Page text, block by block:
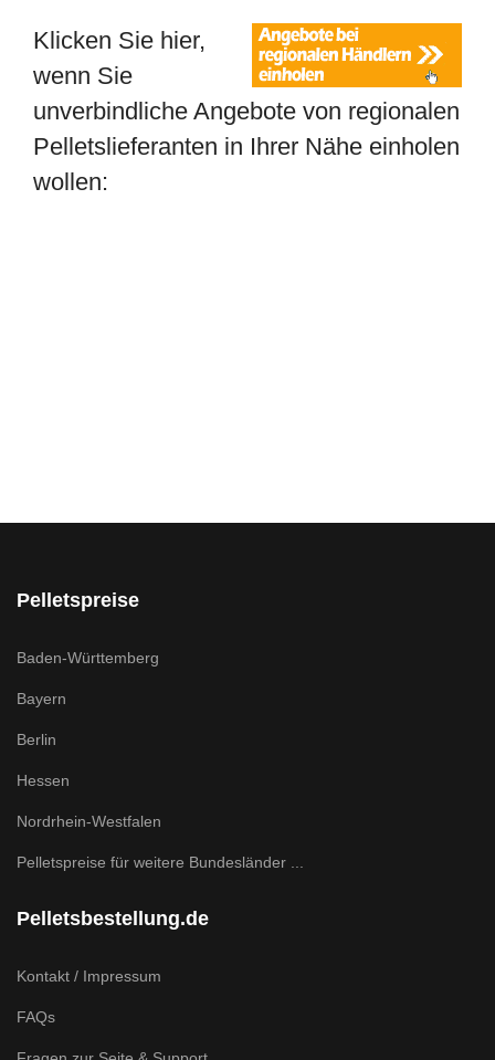
Klicken Sie hier,
wenn Sie
unverbindliche Angebote von regionalen
Pelletslieferanten in Ihrer Nähe einholen
wollen:
Pelletspreise
Baden-Württemberg
Bayern
Berlin
Hessen
Nordrhein-Westfalen
Pelletspreise für weitere Bundesländer ...
Pelletsbestellung.de
Kontakt / Impressum
FAQs